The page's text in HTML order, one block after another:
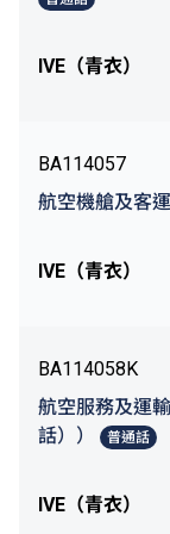
IVE（青衣）
BA114057
航空機艙及客
IVE（青衣）
BA114058K
航空服務及運
話））
普通話
IVE（青衣）